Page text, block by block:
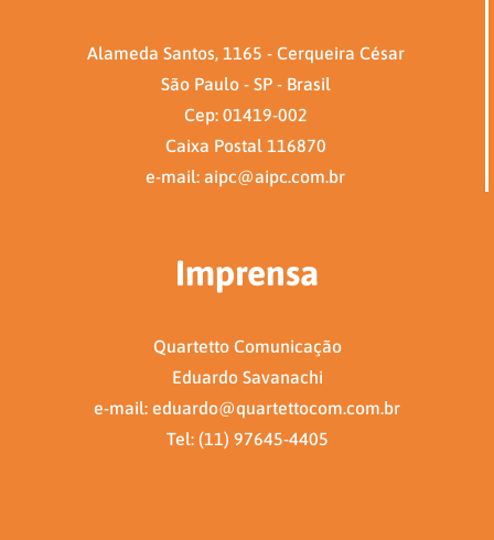
Alameda Santos, 1165 - Cerqueira César
São Paulo - SP - Brasil
Cep: 01419-002
Caixa Postal 116870
e-mail: aipc@aipc.com.br
Imprensa
Quartetto Comunicação
Eduardo Savanachi
e-mail: eduardo@quartettocom.com.br
Tel: (11) 97645-4405